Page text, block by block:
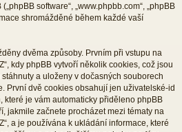
software“, „www.phpbb.com“, „phpBB
shromážděné během každé vaší
dvěma způsoby. Prvním při vstupu na
kdy phpBB vytvoří několik cookies, což jsou
a uloženy v dočasných souborech
První dvě cookies obsahují jen uživatelské-id
které je vám automaticky přiděleno phpBB
jakmile začnete procházet mezi tématy na
a je používána k ukládání informace, které